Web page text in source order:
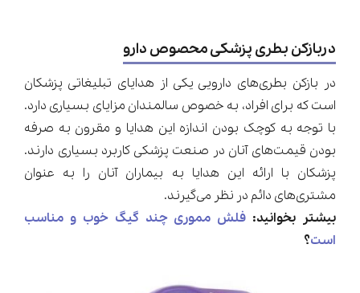
دربازکن بطری پزشکی محصوص دارو
در بازکن بطری‌های دارویی یکی از هدایای تبلیغاتی پزشکان
است که برای افراد، به خصوص سالمندان مزایای بسیاری دارد.
با توجه به کوچک بودن اندازه این هدایا و مقرون به صرفه
بودن قیمت‌های آنان در صنعت پزشکی کاربرد بسیاری دارند.
پزشکان با ارائه این هدایا به بیماران آنان را به عنوان
مشتری‌های دائم در نظر می‌گیرند.
بیشتر بخوانید: فلش مموری چند گیگ خوب و مناسب
است؟